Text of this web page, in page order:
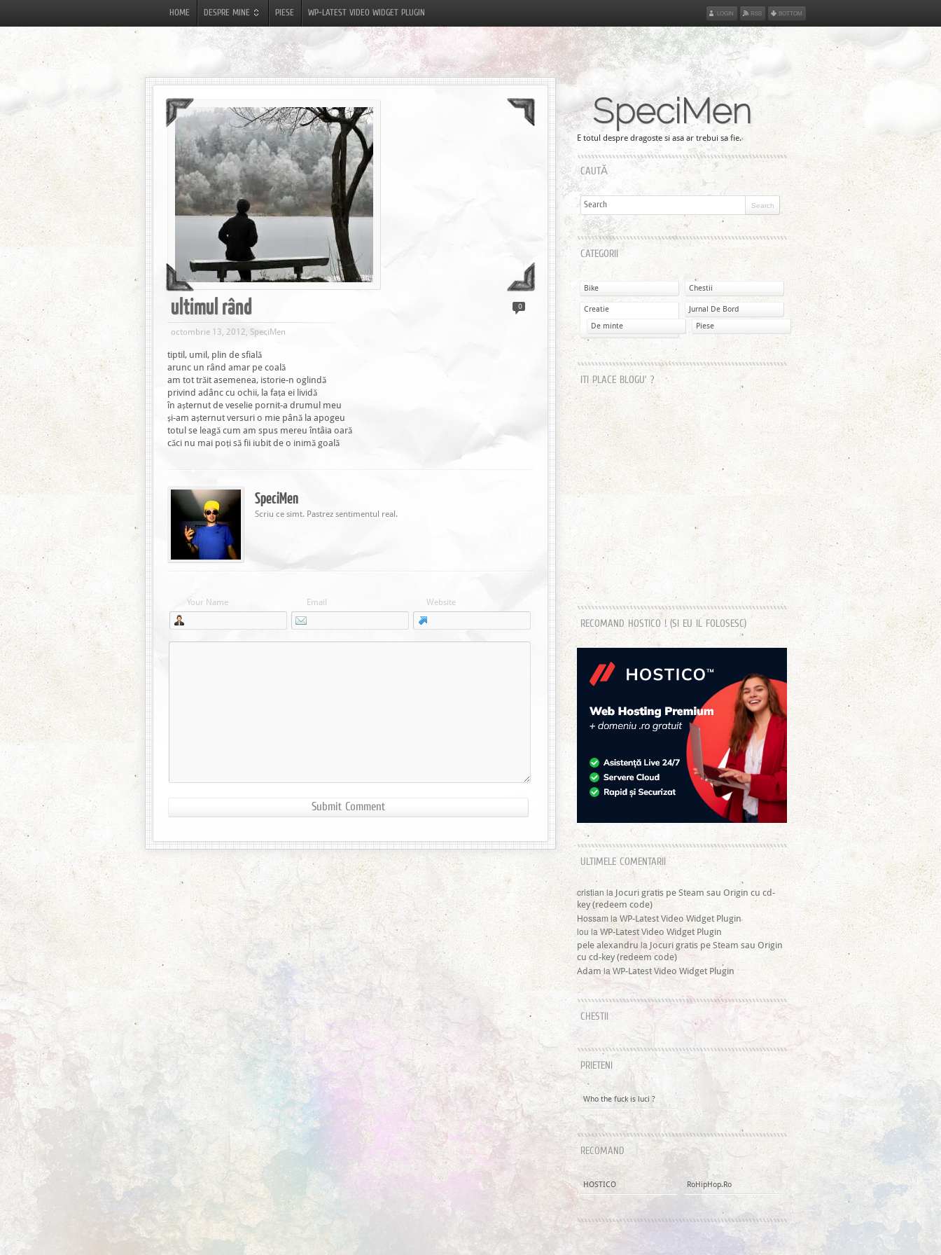
HOME DESPRE MINE PIESE WP-LATEST VIDEO WIDGET PLUGIN BOTTOM
RSS
LOGIN
0
ultimul rând
octombrie 13, 2012, SpeciMen
tiptil, umil, plin de sfială
arunc un rând amar pe coală
am tot trăit asemenea, istorie-n oglindă
privind adânc cu ochii, la fața ei lividă
în așternut de veselie pornit-a drumul meu
și-am așternut versuri o mie până la apogeu
totul se leagă cum am spus mereu întâia oară
căci nu mai poți să fii iubit de o inimă goală
SpeciMen
Scriu ce simt. Pastrez sentimentul real.
Your Name Email Website
SpeciMen
E totul despre dragoste si asa ar trebui sa fie.
CAUTĂ
CATEGORII
Bike Chestii
Creatie
De minte
Piese
Jurnal De Bord
ITI PLACE BLOGU’ ?
RECOMAND HOSTICO ! (SI EU IL FOLOSESC)
ULTIMELE COMENTARII
cristian la Jocuri gratis pe Steam sau Origin cu cd-
key (redeem code)
HossamlaWP-Latest Video Widget Plugin
lou la WP-Latest Video Widget Plugin
pele alexandru la Jocuri gratis pe Steam sau Origin
cu cd-key (redeem code)
Adam la WP-Latest Video Widget Plugin
CHESTII
PRIETENI
Who the fuck is luci ?
RECOMAND
HOSTICO RoHipHop.Ro